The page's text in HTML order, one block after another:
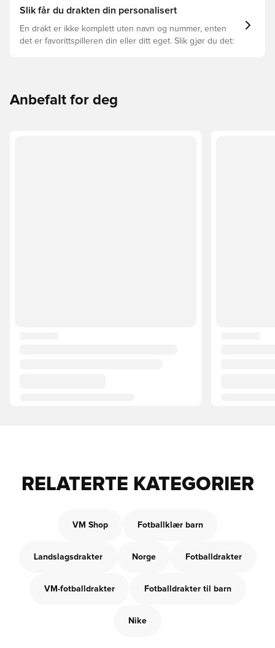
Slik får du drakten din personalisert
En drakt er ikke komplett uten navn og nummer, enten
det er favorittspilleren din eller ditt eget. Slik gjør du det:
Anbefalt for deg
RELATERTE KATEGORIER
VM Shop Fotballklær barn
Landslagsdrakter Norge Fotballdrakter
VM-fotballdrakter Fotballdrakter til barn
Nike